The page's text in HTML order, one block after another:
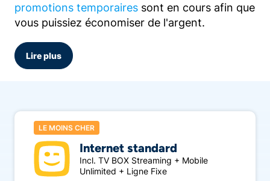
promotions temporaires sont en cours afin que
vous puissiez économiser de l'argent.
Chez Telenet, vous pouvez choisir entre
Telenet Tv iconic et Telenet Tv flow. Chez
plus de 80 chaînes et 7 jours de Replay Tv.
Avec Telenet Tv flow, vous ne regardez la
télévision que via une application et le nombre
de chaînes est limité aux plus populaires (14) et
7 jours de Replay Tv.
Lire plus
LE MOINS CHER
Internet standard
Incl. TV BOX Streaming + Mobile
Unlimited + Ligne Fixe